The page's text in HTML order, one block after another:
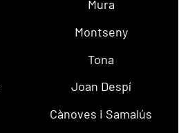
Mura
Montseny
Tona
Joan Despí
Cànoves i Samalús